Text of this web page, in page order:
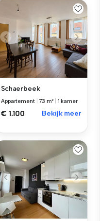
Schaerbeek
Appartement |73 m² 1 kamer
€ 1.100 Bekijk meer